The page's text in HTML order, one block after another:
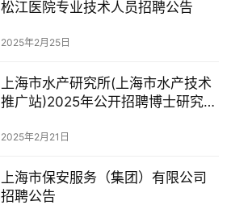
松江医院专业技术人员招聘公告
2025年2月25日
上海市水产研究所(上海市水产技术
推广站)2025年公开招聘博士研究生
2025年2月21日
上海市保安服务（集团）有限公司
招聘公告